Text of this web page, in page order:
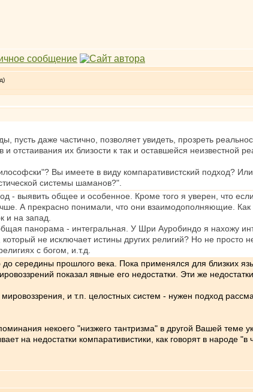
пусть даже частично, позволяет увидеть, прозреть
отстаивания их близости к так и оставшейся неизвестной
Вы имеете в виду компаративистский подход?
системы шаманов?".
- выявить общее и особенное. Кроме того я уверен, что
А прекрасно понимали, что они взаимодополняющие. Как
и на запад.
панорама - интегральная. У Шри Ауробиндо я нахожу
который не исключает истины других религий? Но не
с богом, и.т.д.
середины прошлого века. Пока применялся для близких
показал явные его недостатки. Эти же
и т.п. целостных систем - нужен подход
некоего "низжего тантризма" в другой Вашей теме
на недостатки компаративистики, как говорят в народе